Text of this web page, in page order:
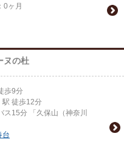
0ヶ月
ヌの杜
歩9分
駅 徒歩12分
ス15分 「久保山（神奈川
台